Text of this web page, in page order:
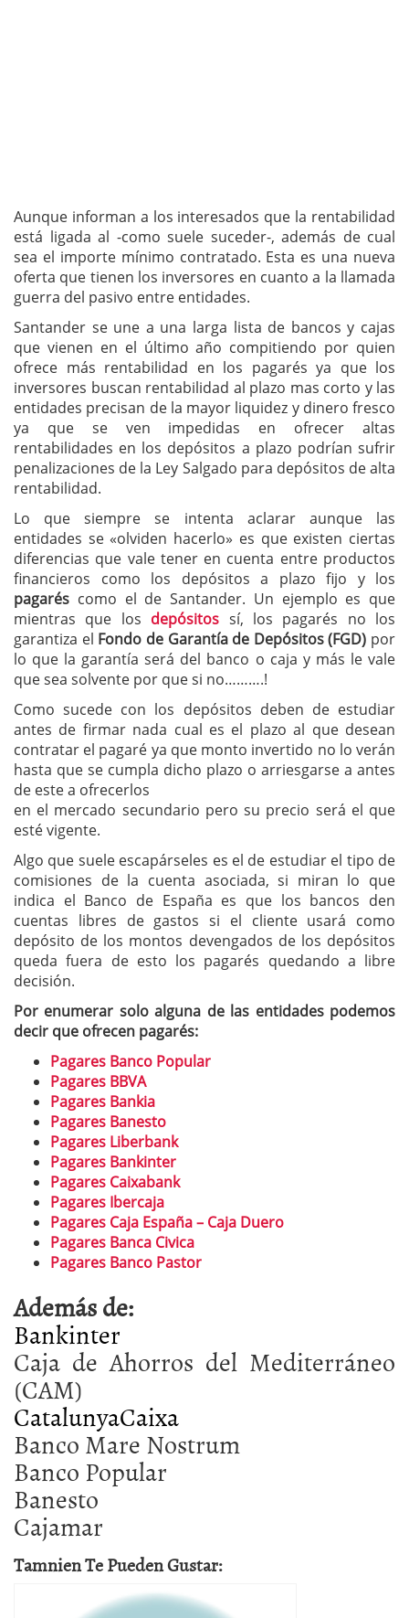
Aunque informan a los interesados que la rentabilidad
está ligada al -como suele suceder-, además de cual
sea el importe mínimo contratado. Esta es una nueva
oferta que tienen los inversores en cuanto a la llamada
guerra del pasivo entre entidades.
Santander se une a una larga lista de bancos y cajas
que vienen en el último año compitiendo por quien
ofrece más rentabilidad en los pagarés ya que los
inversores buscan rentabilidad al plazo mas corto y las
entidades precisan de la mayor liquidez y dinero fresco
ya que se ven impedidas en ofrecer altas
rentabilidades en los depósitos a plazo podrían sufrir
penalizaciones de la Ley Salgado para depósitos de alta
rentabilidad.
Lo que siempre se intenta aclarar aunque las
entidades se «olviden hacerlo» es que existen ciertas
diferencias que vale tener en cuenta entre productos
financieros como los depósitos a plazo fijo y los
pagarés como el de Santander. Un ejemplo es que
mientras que los depósitos sí, los pagarés no los
garantiza el Fondo de Garantía de Depósitos (FGD) por
lo que la garantía será del banco o caja y más le vale
que sea solvente por que si no……….!
Como sucede con los depósitos deben de estudiar
antes de firmar nada cual es el plazo al que desean
contratar el pagaré ya que monto invertido no lo verán
hasta que se cumpla dicho plazo o arriesgarse a antes
de este a ofrecerlos
en el mercado secundario pero su precio será el que
esté vigente.
Algo que suele escapárseles es el de estudiar el tipo de
comisiones de la cuenta asociada, si miran lo que
indica el Banco de España es que los bancos den
cuentas libres de gastos si el cliente usará como
depósito de los montos devengados de los depósitos
queda fuera de esto los pagarés quedando a libre
decisión.
Por enumerar solo alguna de las entidades podemos
decir que ofrecen pagarés:
Pagares Banco Popular
Pagares BBVA
Pagares Bankia
Pagares Banesto
Pagares Liberbank
Pagares Bankinter
Pagares Caixabank
Pagares Ibercaja
Pagares Caja España – Caja Duero
Pagares Banca Civica
Pagares Banco Pastor
Además de:
Bankinter
Caja de Ahorros del Mediterráneo
(CAM)
CatalunyaCaixa
Banco Mare Nostrum
Banco Popular
Banesto
Cajamar
Tamnien Te Pueden Gustar: